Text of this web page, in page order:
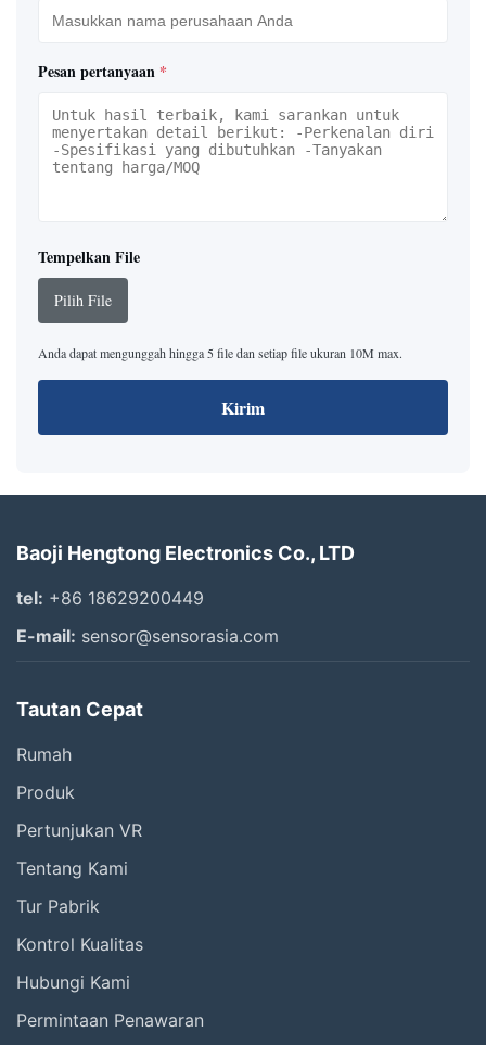
Pesan pertanyaan *
Tempelkan File
Pilih File
Anda dapat mengunggah hingga 5 file dan setiap file ukuran 10M max.
Kirim
Baoji Hengtong Electronics Co., LTD
tel: +86 18629200449
E-mail: sensor@sensorasia.com
Tautan Cepat
Rumah
Produk
Pertunjukan VR
Tentang Kami
Tur Pabrik
Kontrol Kualitas
Hubungi Kami
Permintaan Penawaran